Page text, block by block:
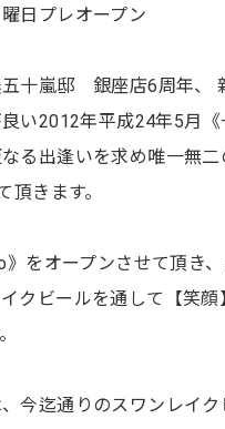
日プレオープン
嵐邸 銀座店6周年、
い2012年平成24年5月
る出逢いを求め唯一無
頂きます。
》をオープンさせて頂
クビールを通して【笑
今迄通りのスワンレイ